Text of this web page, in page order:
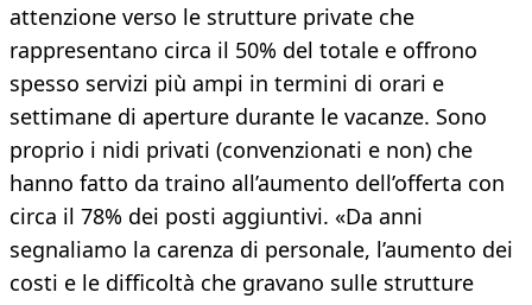
attenzione verso le strutture private che
rappresentano circa il 50% del totale e offrono
spesso servizi più ampi in termini di orari e
settimane di aperture durante le vacanze. Sono
proprio i nidi privati (convenzionati e non) che
hanno fatto da traino all’aumento dell’offerta con
circa il 78% dei posti aggiuntivi. «Da anni
segnaliamo la carenza di personale, l’aumento dei
costi e le difficoltà che gravano sulle strutture